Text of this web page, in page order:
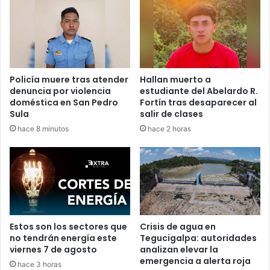
Policía muere tras atender
denuncia por violencia
doméstica en San Pedro
Sula
hace 8 minutos
Hallan muerto a
estudiante del Abelardo R.
Fortín tras desaparecer al
salir de clases
hace 2 horas
Estos son los sectores que
no tendrán energía este
viernes 7 de agosto
hace 3 horas
Crisis de agua en
Tegucigalpa: autoridades
analizan elevar la
emergencia a alerta roja